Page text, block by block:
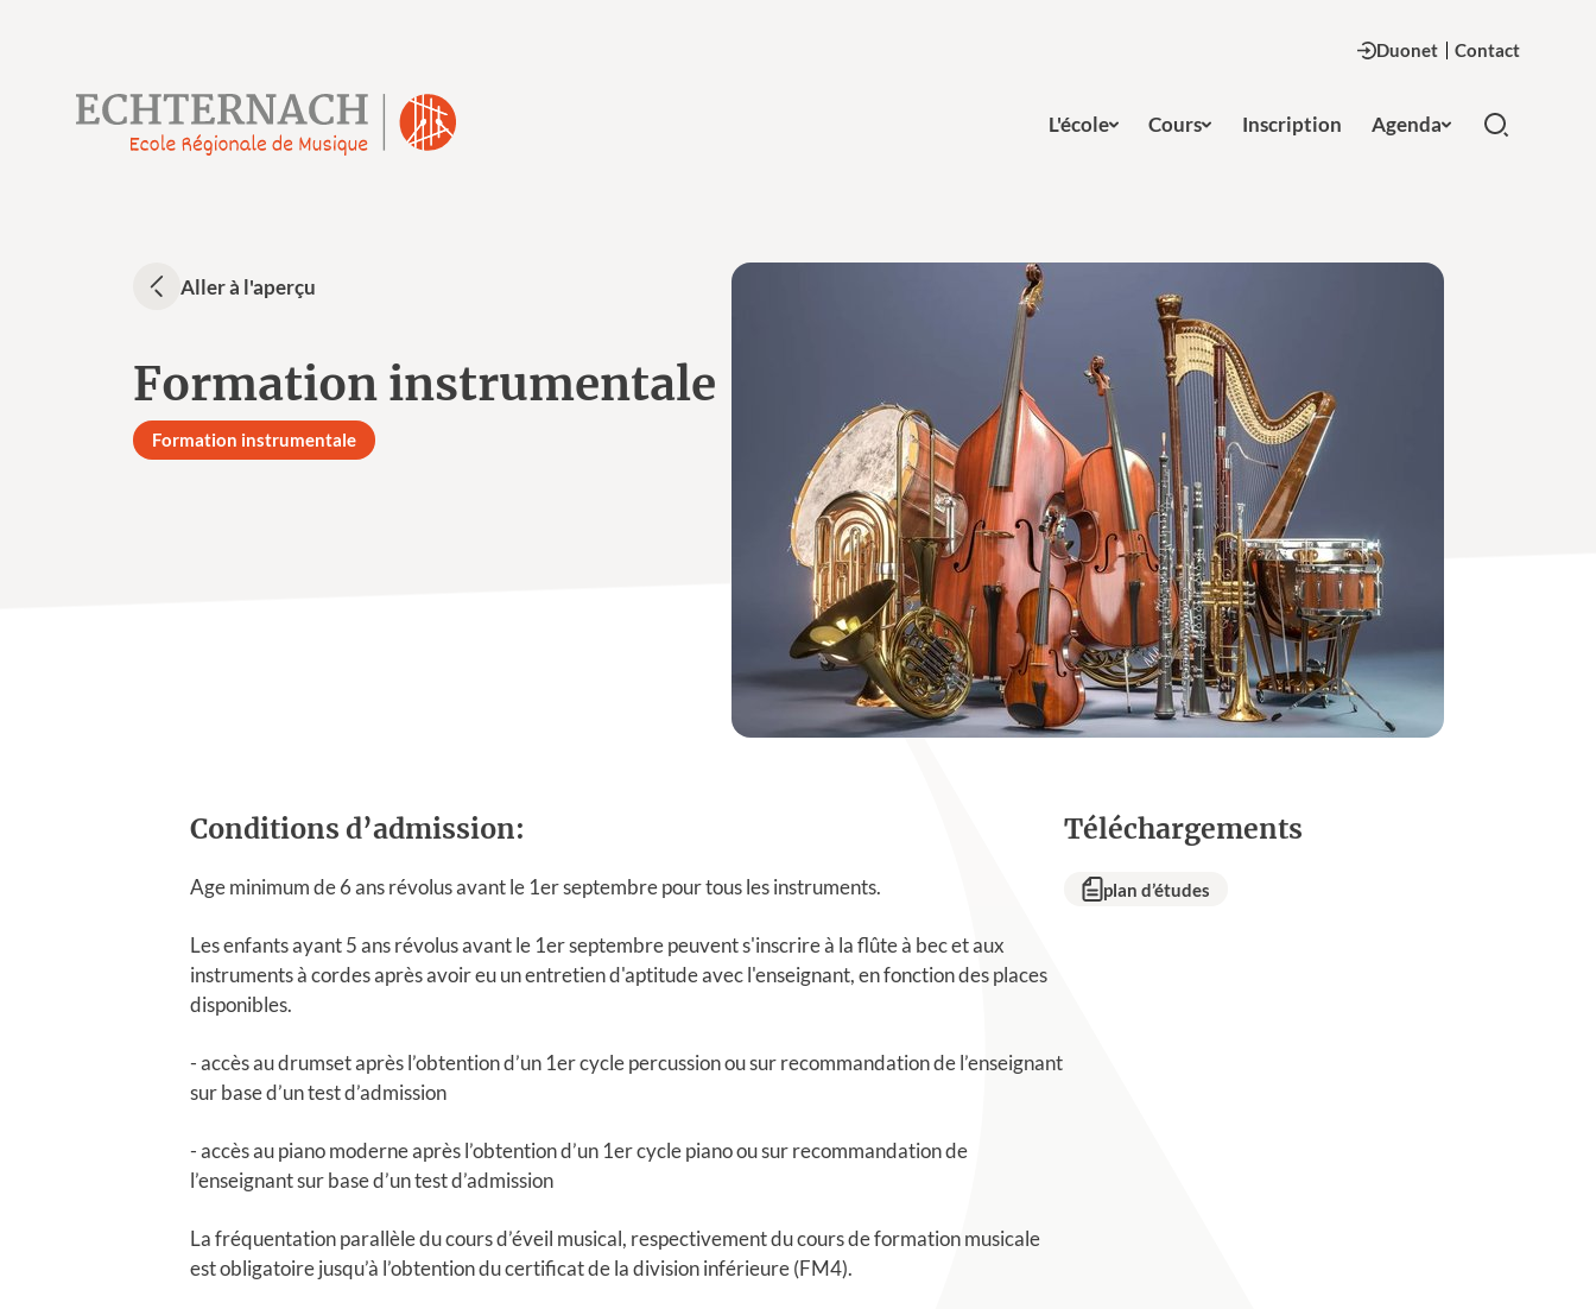
Duonet Contact
L'école Cours Inscription Agenda
Aller à l'aperçu
Formation instrumentale
Formation instrumentale
Conditions d’admission:
Age minimum de 6 ans révolus avant le 1er septembre pour tous les instruments.
Les enfants ayant 5 ans révolus avant le 1er septembre peuvent s'inscrire à la flûte à bec et aux
instruments à cordes après avoir eu un entretien d'aptitude avec l'enseignant, en fonction des places
disponibles.
- accès au drumset après l’obtention d’un 1er cycle percussion ou sur recommandation de l’enseignant
sur base d’un test d’admission
- accès au piano moderne après l’obtention d’un 1er cycle piano ou sur recommandation de
l’enseignant sur base d’un test d’admission
La fréquentation parallèle du cours d’éveil musical, respectivement du cours de formation musicale
est obligatoire jusqu’à l’obtention du certificat de la division inférieure (FM4).
Téléchargements
plan d’études